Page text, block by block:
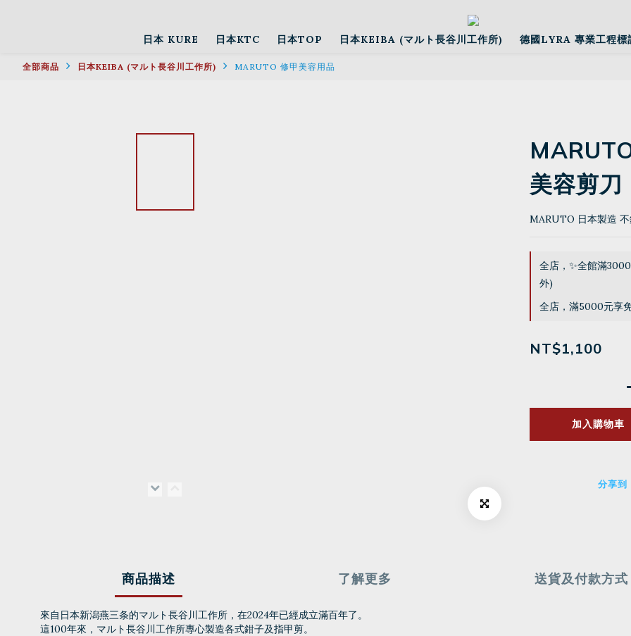
日本 KURE
日本KTC 日本TOP 日本KEIBA (マルト長谷川工作所) 德國LYRA 專業工程標
全部商品 日本KEIBA (マルト長谷川工作所) MARUTO 修甲美容用品
美容剪刀
MARUTO 日本製造
全店，✨全館滿
外)
全店，滿5000元享
NT$1,100
加入購物車
分享到
商品描述 了解更多 送貨及付款方式
來自日本新潟燕三条的マルト長谷川工作所，在2024年已經成立滿百年了。
這100年來，マルト長谷川工作所專心製造各式鉗子及指甲剪。